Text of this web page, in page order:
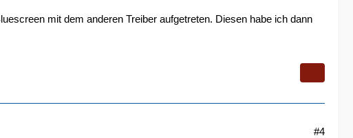
mit dem anderen Treiber aufgetreten. Diesen habe ich dann
#4